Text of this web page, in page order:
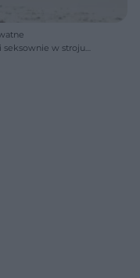
seksownie w stroju